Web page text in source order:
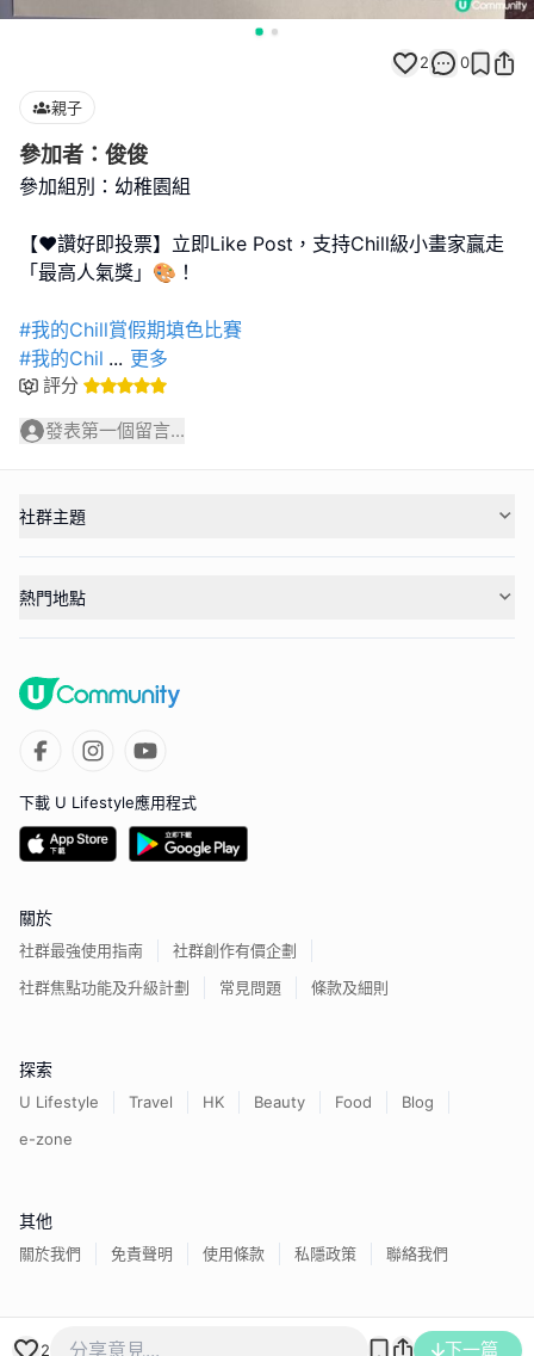
2 0
親子
參加者：俊俊
參加組別：幼稚園組
【❤️讚好即投票】立即Like Post，支持Chill級小畫家贏走
「最高人氣獎」🎨！
#我的Chill賞假期填色比賽
#我的Chil ... 更多
評分
發表第一個留言...
2 下一篇
社群主題
熱門地點
下載 U Lifestyle應用程式
關於
社群最強使用指南
社群創作有價企劃
社群焦點功能及升級計劃
常見問題 條款及細則
探索
U Lifestyle Travel HK Beauty Food
Blog
e-zone
其他
關於我們 免責聲明 使用條款 私隱政策 聯絡我們
香港經濟日報版權所有©